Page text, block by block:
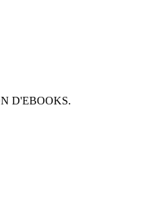
D'EBOOKS.